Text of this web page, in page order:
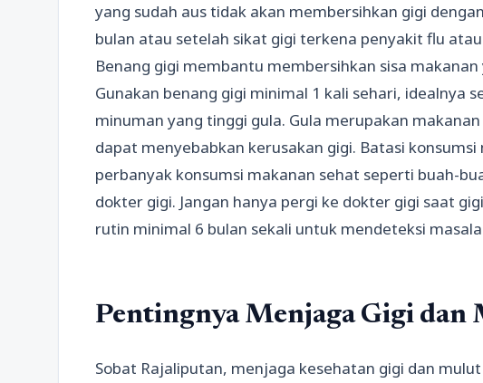
yang sudah aus tidak akan membersihkan gigi
bulan atau setelah sikat gigi terkena penyakit flu
Benang gigi membantu membersihkan sisa
Gunakan benang gigi minimal 1 kali sehari, idealnya
minuman yang tinggi gula. Gula merupakan
dapat menyebabkan kerusakan gigi. Batasi
perbanyak konsumsi makanan sehat seperti buah-
dokter gigi. Jangan hanya pergi ke dokter gigi saat
rutin minimal 6 bulan sekali untuk mendeteksi
Pentingnya Menjaga Gigi
Sobat Rajaliputan, menjaga kesehatan gigi dan